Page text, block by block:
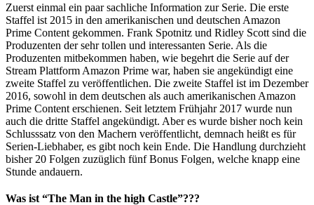
Zuerst einmal ein paar sachliche Information zur Serie. Die erste
Staffel ist 2015 in den amerikanischen und deutschen Amazon
Prime Content gekommen. Frank Spotnitz und Ridley Scott sind die
Produzenten der sehr tollen und interessanten Serie. Als die
Produzenten mitbekommen haben, wie begehrt die Serie auf der
Stream Plattform Amazon Prime war, haben sie angekündigt eine
zweite Staffel zu veröffentlichen. Die zweite Staffel ist im Dezember
2016, sowohl in dem deutschen als auch amerikanischen Amazon
Prime Content erschienen. Seit letztem Frühjahr 2017 wurde nun
auch die dritte Staffel angekündigt. Aber es wurde bisher noch kein
Schlusssatz von den Machern veröffentlicht, demnach heißt es für
Serien-Liebhaber, es gibt noch kein Ende. Die Handlung durchzieht
bisher 20 Folgen zuzüglich fünf Bonus Folgen, welche knapp eine
Stunde andauern.
Was ist “The Man in the high Castle”???